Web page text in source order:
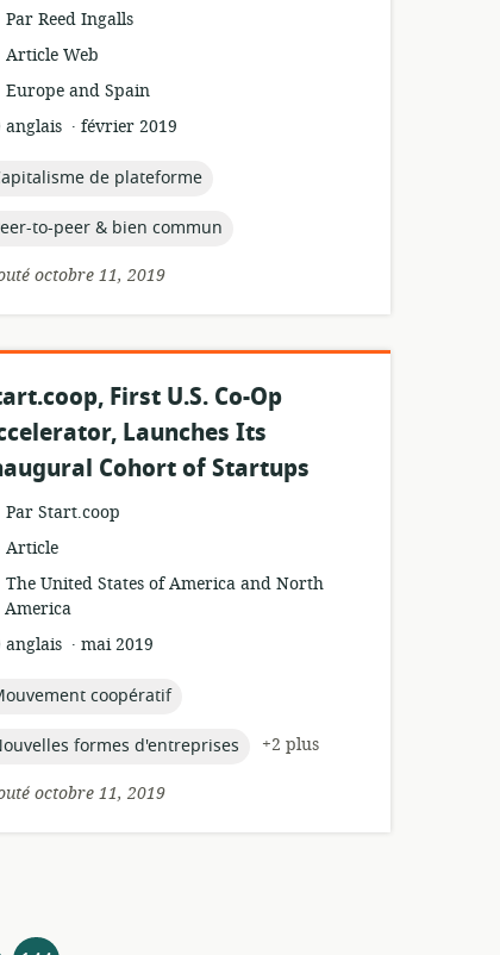
Par Reed Ingalls
de
ressource:
Article Web
pertinence:
Europe and Spain
anglais .
date
publication:
février 2019
de plateforme
to-peer & bien commun
octobre 11, 2019
First U.S. Co-Op
Launches Its
Cohort of Startups
Par Start.coop
de
ressource:
Article
de
pertinence:
The United States of America and North
America
anglais .
date
publication:
mai 2019
coopératif
formes d'entreprises
+2 plus
octobre 11, 2019